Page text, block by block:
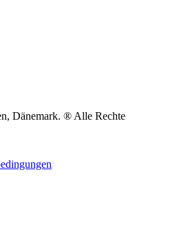
Dänemark. ® Alle Rechte